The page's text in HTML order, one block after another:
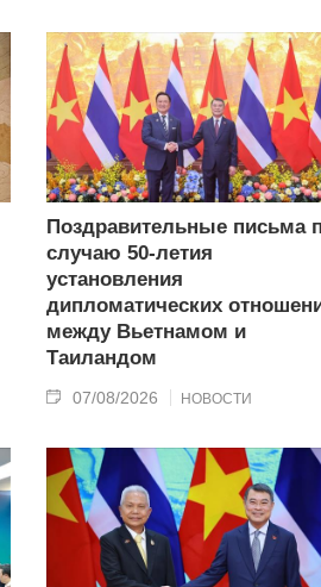
Поздравительные письма
случаю 50-летия
установления
дипломатических
между Вьетнамом и
Таиландом
07/08/2026 НОВОСТИ